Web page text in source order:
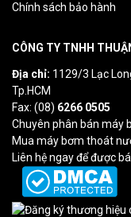
Chính sách bảo hành
CÔNG TY TNHH
Địa chỉ: 1129/3 Lạc
Tp.HCM
Fax: (08) 6266 0505
Chuyên phân bán máy
Mua máy bơm thoát
Liên hệ ngay để được